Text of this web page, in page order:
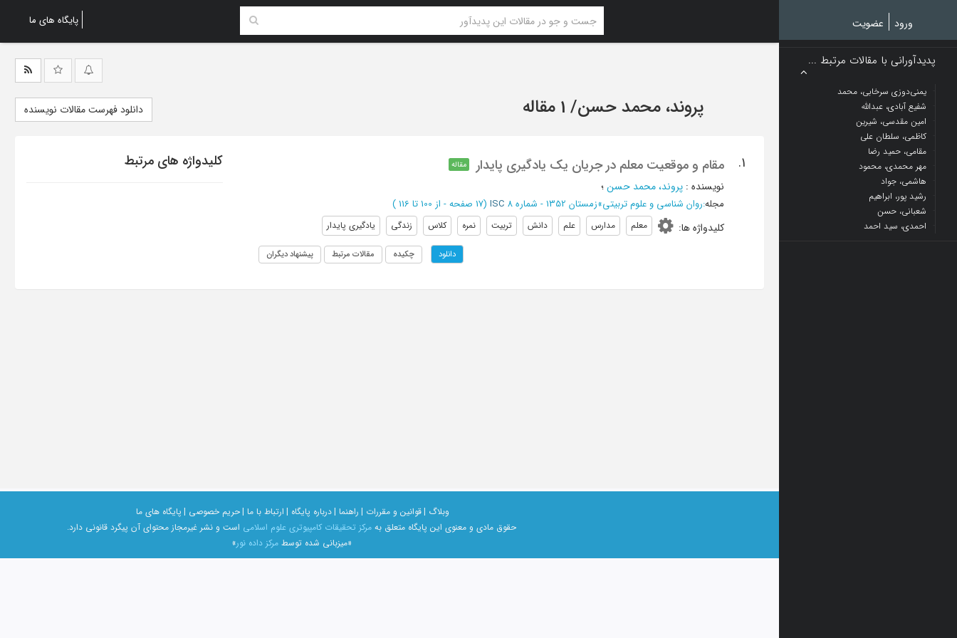
پایگاه های ما ورود عضویت
پدیدآورانی با مقالات مرتبط ...
یمنی‌دوزی سرخابی، محمد
شفیع آبادی، عبدالله
امین مقدسی، شیرین
کاظمی، سلطان علی
مقامی، حمید رضا
مهر محمدی، محمود
هاشمی، جواد
رشید پور، ابراهیم
شعبانی، حسن
احمدی، سید احمد
پروند، محمد حسن/ 1 مقاله دانلود فهرست مقالات نویسنده
1. مقام و موقعیت معلم در جریان یک یادگیری پایدار مقاله
نویسنده : پروند، محمد حسن؛
مجله:روان شناسی و علوم تربیتی»زمستان 1352 - شماره 8 ISC (‎17 صفحه - از 100 تا 116 )
کلیدواژه ها: معلم مدارس علم دانش تربیت نمره کلاس زندگی یادگیری پایدار
دانلود چکیده مقالات مرتبط پیشنهاد دیگران
کلیدواژه های مرتبط
وبلاگ |قوانین و مقررات | راهنما |درباره پایگاه | ارتباط با ما |حریم خصوصی | پایگاه های ما
حقوق مادی و معنوی اين پايگاه متعلق به مرکز تحقیقات کامپیوتری علوم اسلامی است و نشر غیرمجاز محتوای آن پیگرد قانونی دارد.
«میزبانی شده توسطمرکز داده نور»